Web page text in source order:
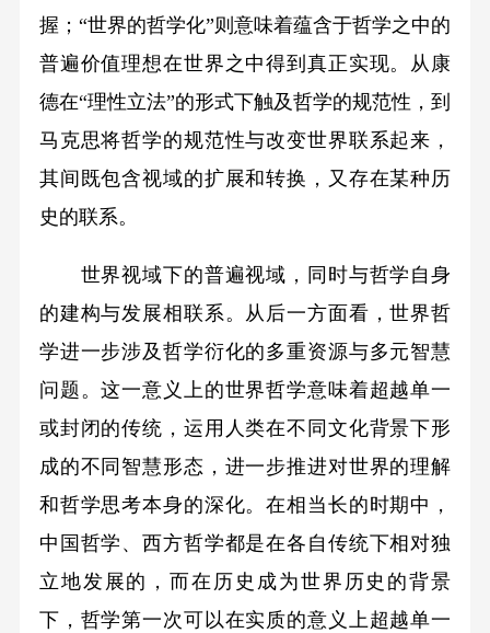
握；“世界的哲学化”则意味着蕴含于哲学之中的
普遍价值理想在世界之中得到真正实现。从康
德在“理性立法”的形式下触及哲学的规范性，到
马克思将哲学的规范性与改变世界联系起来，
其间既包含视域的扩展和转换，又存在某种历
史的联系。
世界视域下的普遍视域，同时与哲学自身
的建构与发展相联系。从后一方面看，世界哲
学进一步涉及哲学衍化的多重资源与多元智慧
问题。这一意义上的世界哲学意味着超越单一
或封闭的传统，运用人类在不同文化背景下形
成的不同智慧形态，进一步推进对世界的理解
和哲学思考本身的深化。在相当长的时期中，
中国哲学、西方哲学都是在各自传统下相对独
立地发展的，而在历史成为世界历史的背景
下，哲学第一次可以在实质的意义上超越单一